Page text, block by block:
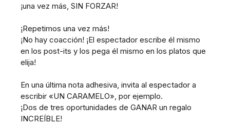
¡una vez más, SIN FORZAR!
¡Repetimos una vez más!
¡No hay coacción! ¡El espectador escribe él mismo
en los post-its y los pega él mismo en los platos que
elija!
En una última nota adhesiva, invita al espectador a
escribir «UN CARAMELO», por ejemplo.
¡Dos de tres oportunidades de GANAR un regalo
INCREÍBLE!